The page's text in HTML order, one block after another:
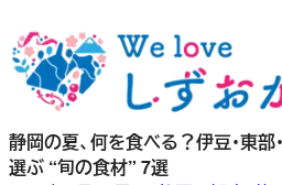
容
を
ッ
プ
静岡の夏、何を食べる？伊豆・東部
選ぶ “旬の食材” 7選